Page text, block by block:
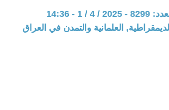
1 - 14:36
العلمانية والتمدن في العراق